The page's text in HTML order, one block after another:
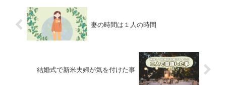
妻の時間は１人の時間
結婚式で新米夫婦が気を付けた事